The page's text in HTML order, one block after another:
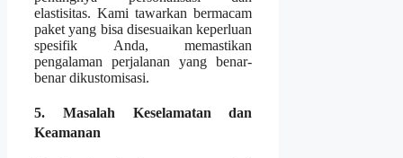
elastisitas. Kami tawarkan bermacam
paket yang bisa disesuaikan keperluan
spesifik Anda, memastikan
pengalaman perjalanan yang benar-
benar dikustomisasi.
5. Masalah Keselamatan dan
Keamanan